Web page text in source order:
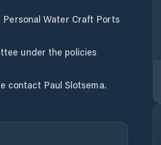
Personal Water Craft Ports
under the policies
contact Paul Slotsema.